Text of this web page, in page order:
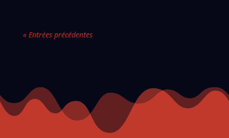
« Entrées précédentes